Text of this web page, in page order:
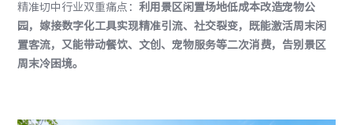
精准切中行业双重痛点： 利用景区闲置场地低成本改造宠物公
园，嫁接数字化工具实现精准引流、社交裂变，既能激活周末闲
置客流，又能带动餐饮、文创、宠物服务等二次消费，告别景区
周末冷困境。